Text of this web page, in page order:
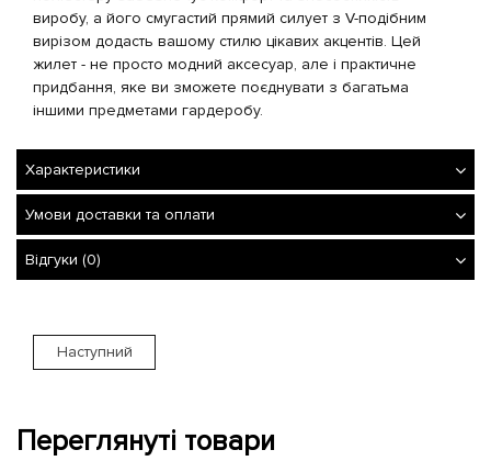
виробу, а його смугастий прямий силует з V-подібним
вирізом додасть вашому стилю цікавих акцентів. Цей
жилет - не просто модний аксесуар, але і практичне
придбання, яке ви зможете поєднувати з багатьма
іншими предметами гардеробу.
Характеристики
Умови доставки та оплати
Відгуки (0)
Наступний
Переглянуті товари